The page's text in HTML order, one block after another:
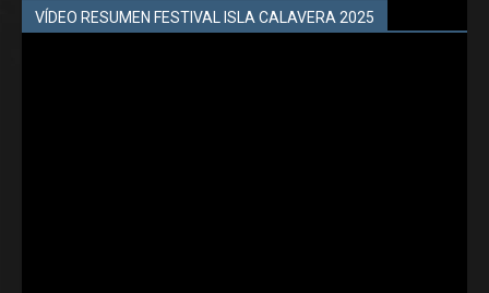
VÍDEO RESUMEN FESTIVAL ISLA CALAVERA 2025